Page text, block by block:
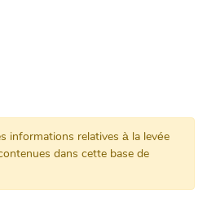
informations relatives à la levée
dans cette base de